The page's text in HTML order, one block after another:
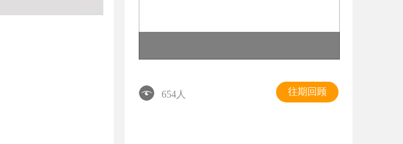
654人 往期回顾